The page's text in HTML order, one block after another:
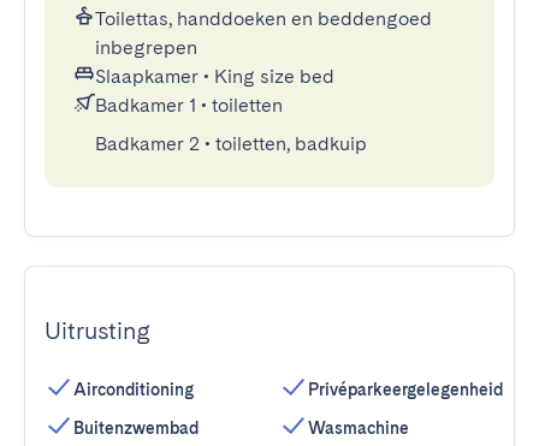
Toilettas, handdoeken en beddengoed
inbegrepen
Slaapkamer • King size bed
Badkamer 1 • toiletten
Badkamer 2 • toiletten, badkuip
Uitrusting
Airconditioning
Buitenzwembad
Privéparkeergelegenheid
Wasmachine